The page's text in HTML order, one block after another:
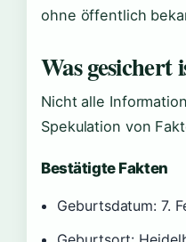
ohne öffentlich
Was gesichert
Nicht alle
Spekulation von
Bestätigte Fakten
Geburtsdatum: 7.